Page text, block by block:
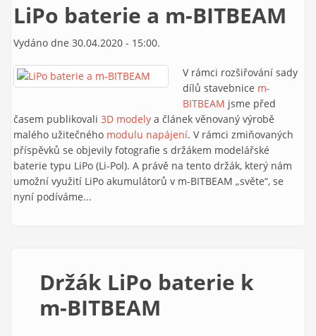
LiPo baterie a m-BITBEAM
Vydáno dne 30.04.2020 - 15:00.
V rámci rozšiřování sady
dílů stavebnice m-
BITBEAM jsme před
časem publikovali 3D modely a článek věnovaný výrobě
malého užitečného modulu napájení. V rámci zmiňovaných
příspěvků se objevily fotografie s držákem modelářské
baterie typu LiPo (Li-Pol). A právě na tento držák, který nám
umožní využití LiPo akumulátorů v m-BITBEAM „světe“, se
nyní podíváme...
Držák LiPo baterie k
m-BITBEAM